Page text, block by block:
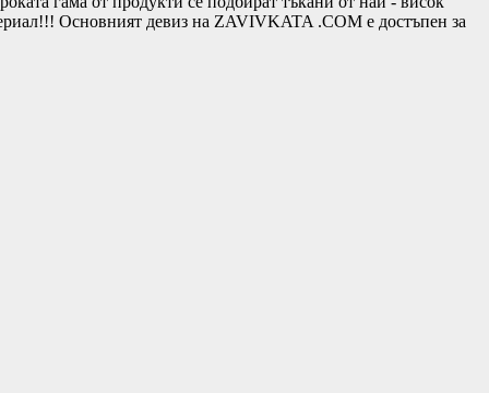
Основният девиз на ZAVIVKATA .COM е достъпен за